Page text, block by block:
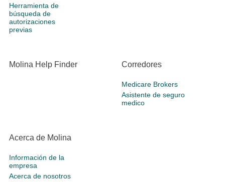
Herramienta de
búsqueda de
autorizaciones
previas
Molina Help Finder Corredores
Medicare Brokers
Asistente de seguro
medico
Acerca de Molina
Información de la
empresa
Acerca de nosotros